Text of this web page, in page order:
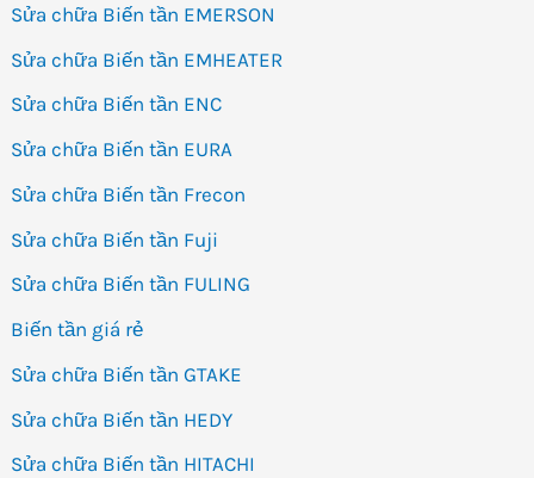
Sửa chữa Biến tần EMERSON
Sửa chữa Biến tần EMHEATER
Sửa chữa Biến tần ENC
Sửa chữa Biến tần EURA
Sửa chữa Biến tần Frecon
Sửa chữa Biến tần Fuji
Sửa chữa Biến tần FULING
Biến tần giá rẻ
Sửa chữa Biến tần GTAKE
Sửa chữa Biến tần HEDY
Sửa chữa Biến tần HITACHI